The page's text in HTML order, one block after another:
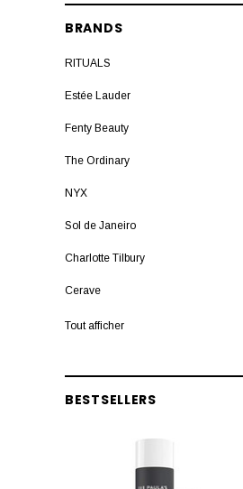
BRANDS
RITUALS
Estée Lauder
Fenty Beauty
The Ordinary
NYX
Sol de Janeiro
Charlotte Tilbury
Cerave
L'Oreal Paris
Tout afficher
BESTSELLERS